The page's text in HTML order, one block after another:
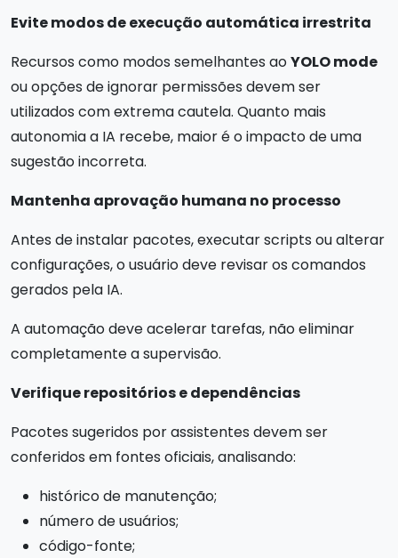
Evite modos de execução automática irrestrita
Recursos como modos semelhantes aoYOLO mode
ou opções de ignorar permissões devem ser
utilizados com extrema cautela. Quanto mais
autonomia a IA recebe, maior é o impacto de uma
sugestão incorreta.
Mantenha aprovação humana no processo
Antes de instalar pacotes, executar scripts ou alterar
configurações, o usuário deve revisar os comandos
gerados pela IA.
A automação deve acelerar tarefas, não eliminar
completamente a supervisão.
Verifique repositórios e dependências
Pacotes sugeridos por assistentes devem ser
conferidos em fontes oficiais, analisando:
histórico de manutenção;
número de usuários;
código-fonte;